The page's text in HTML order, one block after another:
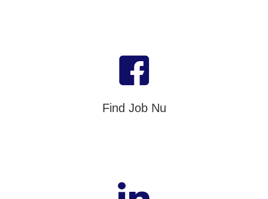
Find Job Nu